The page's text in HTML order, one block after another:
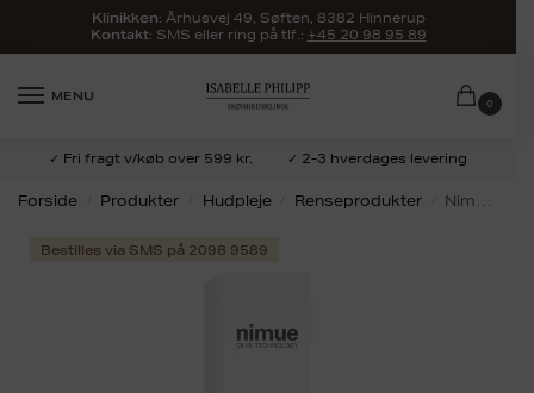
Klinikken: Århusvej 49, Søften, 8382 Hinnerup
Kontakt: SMS eller ring på tlf.: +45 20 98 95 89
MENU 0
✓ Fri fragt v/køb over 599 kr. ✓ 2-3 hverdages levering
Forside Produkter Hudpleje Renseprodukter Nimue Cleansing gel Refill
Bestilles via SMS på 2098 9589